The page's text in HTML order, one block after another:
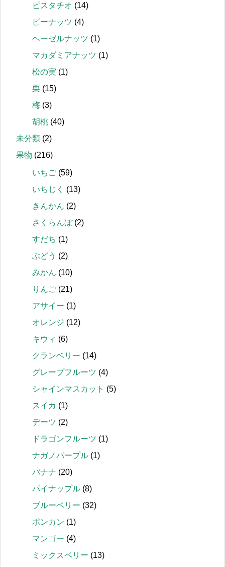
ピスタチオ (14)
ピーナッツ (4)
ヘーゼルナッツ (1)
マカダミアナッツ (1)
松の実 (1)
栗 (15)
梅 (3)
胡桃 (40)
未分類 (2)
果物 (216)
いちご (59)
いちじく
(13)
きんかん (2)
さくらんぼ(2)
すだち (1)
ぶどう (2)
みかん (10)
りんご (21)
アサイー (1)
オレンジ (12)
キウィ (6)
クランベリー (14)
グレープフルーツ (4)
シャインマスカット (5)
スイカ (1)
デーツ (2)
ドラゴンフルーツ (1)
ナガノパープル (1)
バナナ (20)
パイナップル (8)
ブルーベリー (32)
ポンカン (1)
マンゴー (4)
ミックスベリー (13)